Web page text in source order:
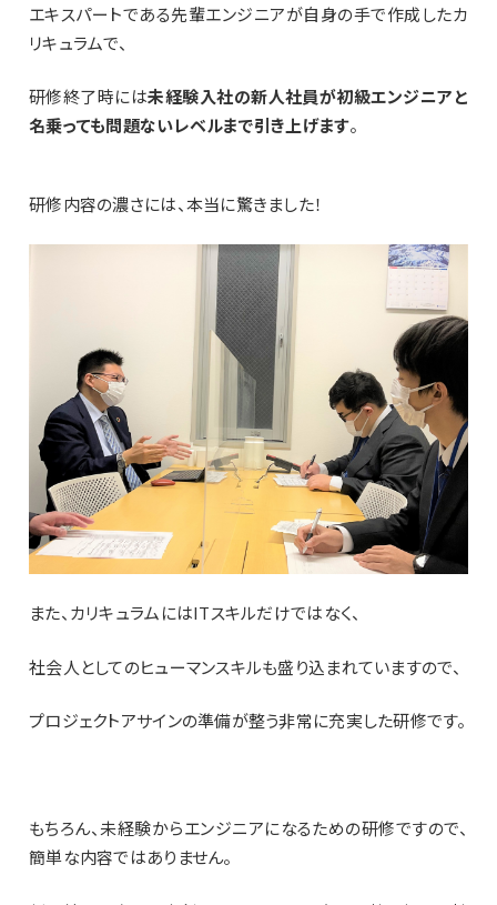
エキスパートである先輩エンジニアが自身の手で作成したカ
リキュラムで、
研修終了時には未経験入社の新人社員が初級エンジニアと
名乗っても問題ないレベルまで引き上げます。
研修内容の濃さには、本当に驚きました！
また、カリキュラムにはITスキルだけではなく、
社会人としてのヒューマンスキルも盛り込まれていますので、
プロジェクトアサインの準備が整う非常に充実した研修です。
もちろん、未経験からエンジニアになるための研修ですので、
簡単な内容ではありません。